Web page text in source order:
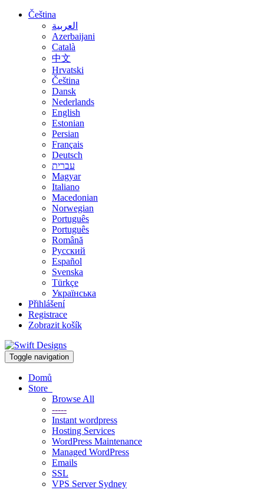
Čeština
العربية
Azerbaijani
Català
中文
Hrvatski
Čeština
Dansk
Nederlands
English
Estonian
Persian
Français
Deutsch
עברית
Magyar
Italiano
Macedonian
Norwegian
Português
Português
Română
Русский
Español
Svenska
Türkçe
Українська
Přihlášení
Registrace
Zobrazit košík
Toggle navigation
Domů
Store
Browse All
-----
Instant wordpress
Hosting Services
WordPress Maintenance
Managed WordPress
Emails
SSL
VPS Server Sydney